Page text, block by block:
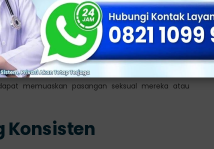
yang Terpengaruh
bahwa kualitas hubungan seksual mereka
memuaskan pasangan seksual mereka atau
Konsisten